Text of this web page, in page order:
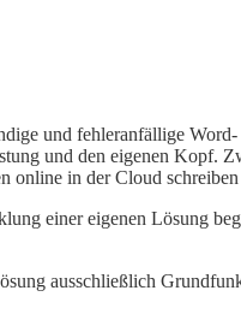
und fehleranfällige
und den eigenen Kopf.
online in der Cloud
einer eigenen Lösung
ausschließlich